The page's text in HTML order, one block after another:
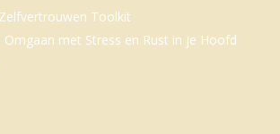
Toolkit
Omgaan met Stress en Rust in je Hoofd